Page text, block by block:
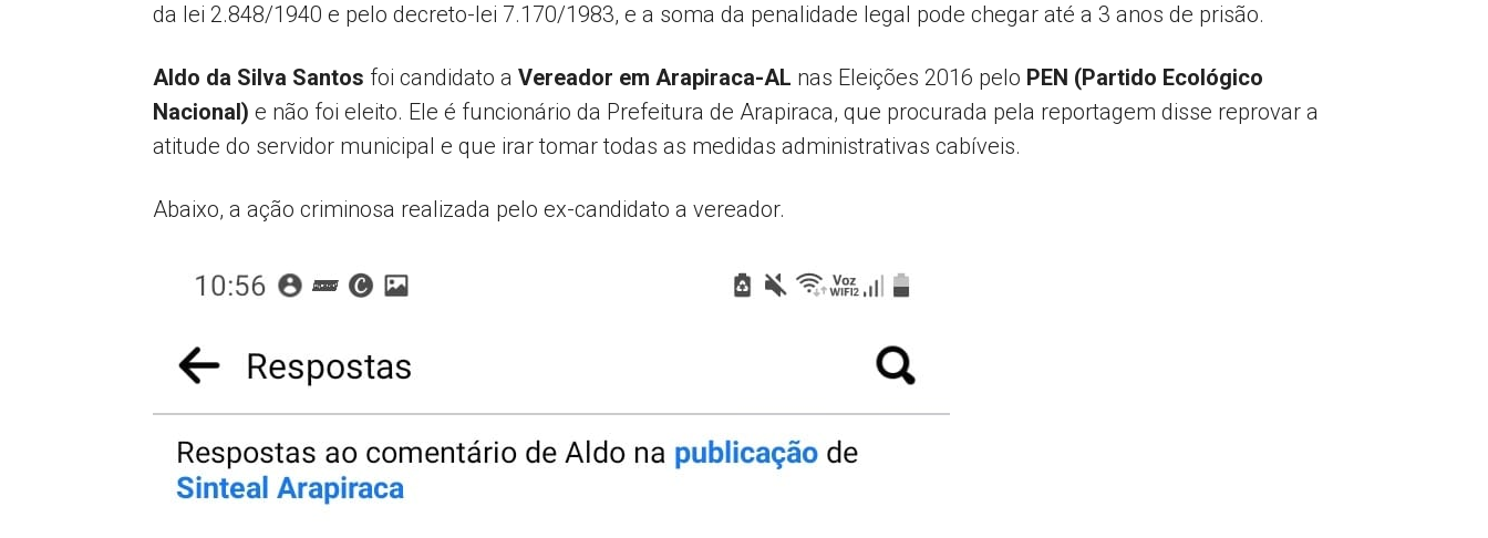
da lei 2.848/1940 e pelo decreto-lei 7.170/1983, e a soma da penalidade legal pode chegar até a 3 anos de prisão.
Aldo da Silva Santos foi candidato a Vereador em Arapiraca-AL nas Eleições 2016 pelo PEN (Partido Ecológico
Nacional) e não foi eleito. Ele é funcionário da Prefeitura de Arapiraca, que procurada pela reportagem disse reprovar a
atitude do servidor municipal e que irar tomar todas as medidas administrativas cabíveis.
Abaixo, a ação criminosa realizada pelo ex-candidato a vereador.